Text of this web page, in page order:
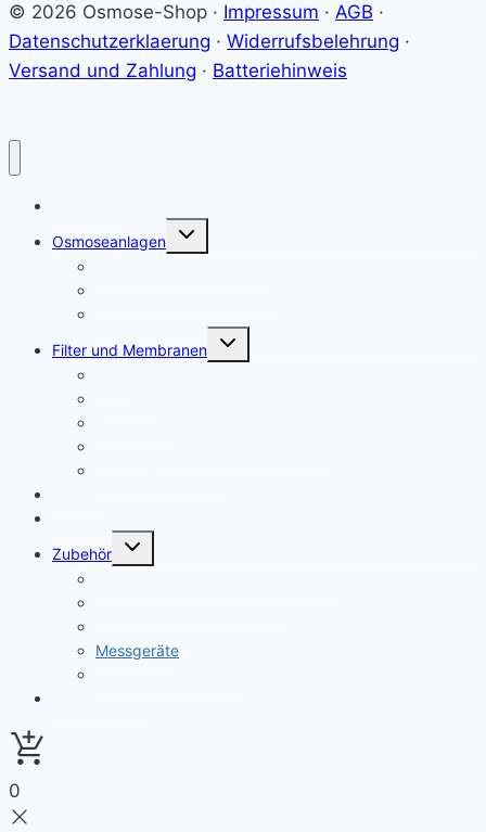
© 2026 Osmose-Shop · Impressum · AGB ·
Datenschutzerklaerung · Widerrufsbelehrung ·
Versand und Zahlung · Batteriehinweis
Osmoseanlagen
Untermenü
umschalten
Filter und Membranen
Untermenü
umschalten
Zubehör
Untermenü
umschalten
Messgeräte
0